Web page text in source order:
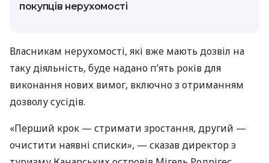
покупців нерухомості
Власникам нерухомості, які вже мають дозвіл на
таку діяльність, буде надано п’ять років для
виконання нових вимог, включно з отриманням
дозволу сусідів.
«Перший крок — стримати зростання, другий —
очистити наявні списки», — сказав директор з